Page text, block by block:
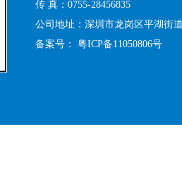
传 真：0755-28456835
公司地址：深圳市龙岗区平湖街
备案号： 粤ICP备11050806号